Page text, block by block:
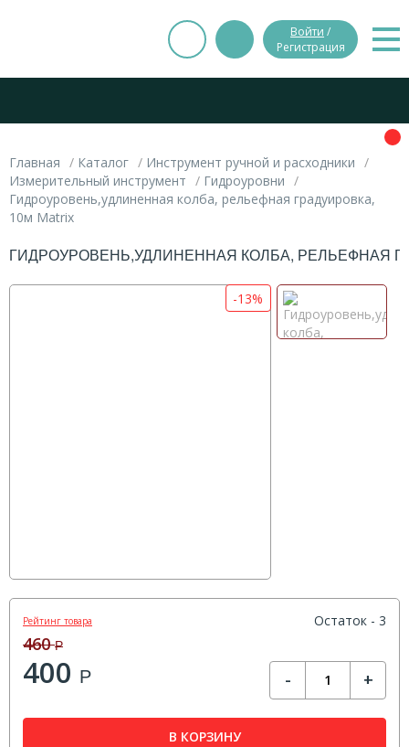
Войти /
Регистрация
Главная Каталог
Инструмент ручной и расходники
Измерительный инструмент
Гидроуровни
Гидроуровень,удлиненная колба, рельефная градуировка,
10м Matrix
ГИДРОУРОВЕНЬ,УДЛИНЕННАЯ КОЛБА, РЕЛЬЕФНАЯ
-13%
Рейтинг товара Остаток - 3
460Р
400 Р - +
В КОРЗИНУ